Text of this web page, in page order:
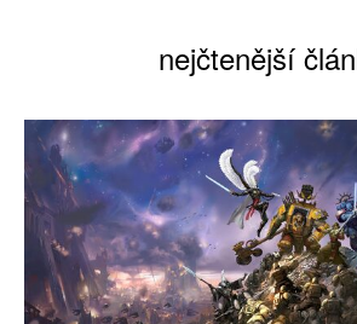
nejčtenější